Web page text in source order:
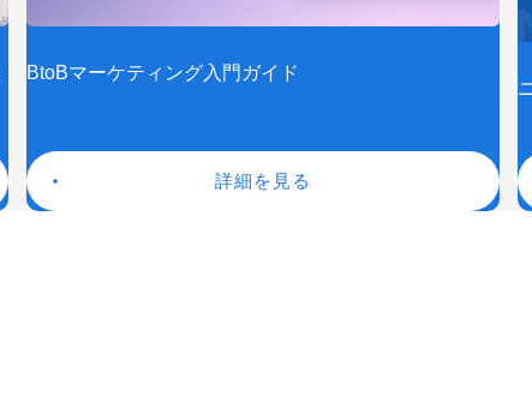
BtoBマーケティング入門ガイド
詳細を見る